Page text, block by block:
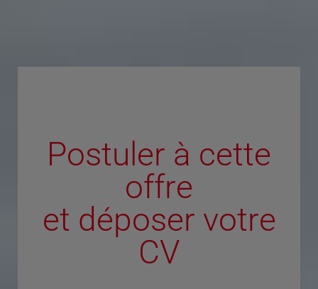
Postuler à cette
offre
et déposer votre
CV